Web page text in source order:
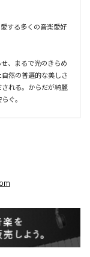
する多くの音楽愛好
、まるで光のきらめ
然の普遍的な美しさ
れる。からだが綺麗